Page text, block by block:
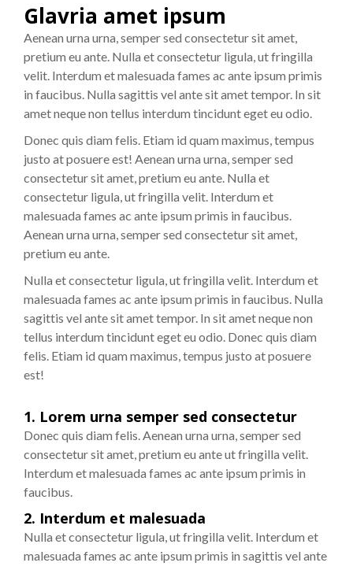
Glavria amet ipsum
Aenean urna urna, semper sed consectetur sit amet,
pretium eu ante. Nulla et consectetur ligula, ut fringilla
velit. Interdum et malesuada fames ac ante ipsum primis
in faucibus. Nulla sagittis vel ante sit amet tempor. In sit
amet neque non tellus interdum tincidunt eget eu odio.
Donec quis diam felis. Etiam id quam maximus, tempus
justo at posuere est! Aenean urna urna, semper sed
consectetur sit amet, pretium eu ante. Nulla et
consectetur ligula, ut fringilla velit. Interdum et
malesuada fames ac ante ipsum primis in faucibus.
Aenean urna urna, semper sed consectetur sit amet,
pretium eu ante.
Nulla et consectetur ligula, ut fringilla velit. Interdum et
malesuada fames ac ante ipsum primis in faucibus. Nulla
sagittis vel ante sit amet tempor. In sit amet neque non
tellus interdum tincidunt eget eu odio. Donec quis diam
felis. Etiam id quam maximus, tempus justo at posuere
est!
1. Lorem urna semper sed consectetur
Donec quis diam felis. Aenean urna urna, semper sed
consectetur sit amet, pretium eu ante ut fringilla velit.
Interdum et malesuada fames ac ante ipsum primis in
faucibus.
2. Interdum et malesuada
Nulla et consectetur ligula, ut fringilla velit. Interdum et
malesuada fames ac ante ipsum primis in sagittis vel ante